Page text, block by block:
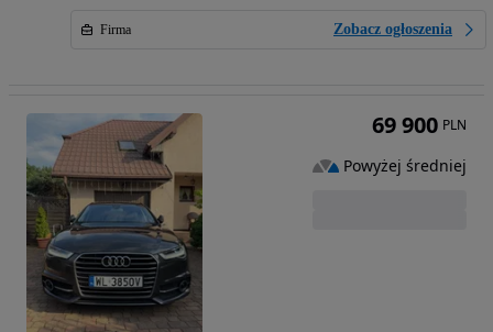
Firma Zobacz ogłoszenia
69 900 PLN
Powyżej średniej